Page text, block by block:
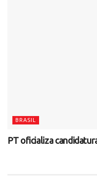
BRASIL
PT oficializa